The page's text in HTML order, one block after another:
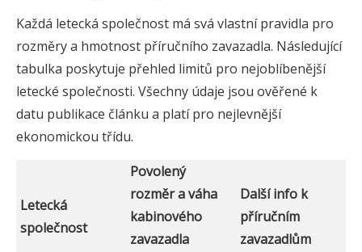
Každá letecká společnost má svá vlastní pravidla pro
rozměry a hmotnost příručního zavazadla. Následující
tabulka poskytuje přehled limitů pro nejoblíbenější
letecké společnosti. Všechny údaje jsou ověřené k
datu publikace článku a platí pro nejlevnější
ekonomickou třídu.
Letecká
společnost
Povolený
rozměr a váha
kabinového
zavazadla
Další info k
příručním
zavazadlům